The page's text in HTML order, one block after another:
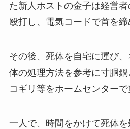
た新人ホストの金子は経営
殴打し、電気コードで首を締
その後、死体を自宅に運び
体の処理方法を参考に寸胴
コギリ等をホームセンターで
一人で、時間をかけて死体